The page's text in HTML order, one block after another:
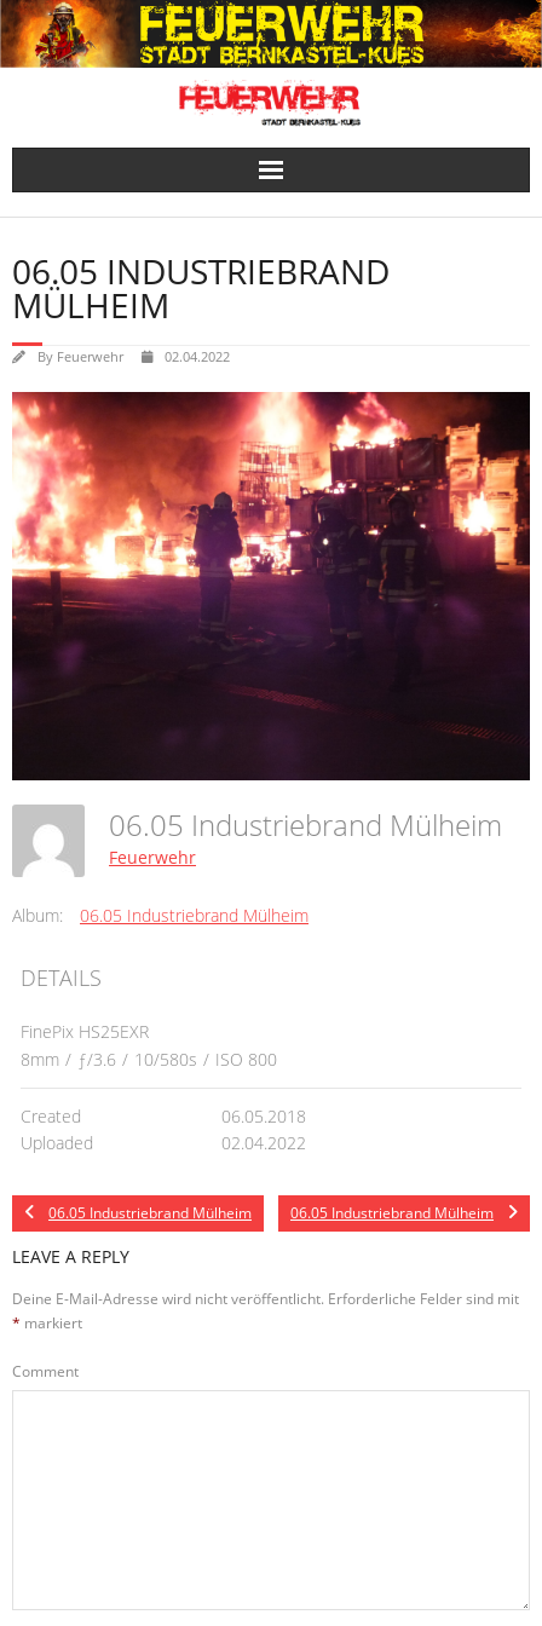
Skip
to
content
06.05 INDUSTRIEBRAND
MÜLHEIM
By Feuerwehr 02.04.2022
06.05 Industriebrand Mülheim
Feuerwehr
Album: 06.05 Industriebrand Mülheim
DETAILS
FinePix HS25EXR
8mm / ƒ/3.6 / 10/580s / ISO 800
Created
06.05.2018
Uploaded
02.04.2022
06.05 Industriebrand Mülheim 06.05 Industriebrand Mülheim
LEAVE A REPLY
Deine E-Mail-Adresse wird nicht veröffentlicht. Erforderliche Felder sind mit
* markiert
Comment